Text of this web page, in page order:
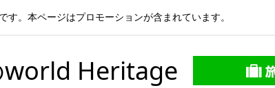
。本ページはプロモーションが含まれています。
world Heritage